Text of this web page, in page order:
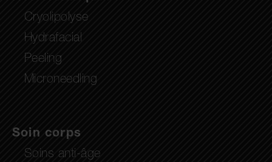
Cryolipolyse
Hydrafacial
Peeling
Microneedling
Soin corps
Soins anti-âge